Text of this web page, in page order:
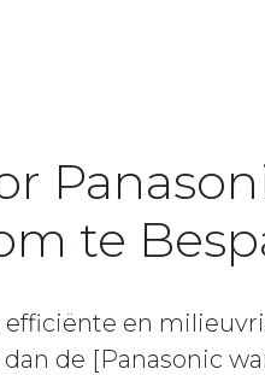
te
efficiënte en
de [Panasonic